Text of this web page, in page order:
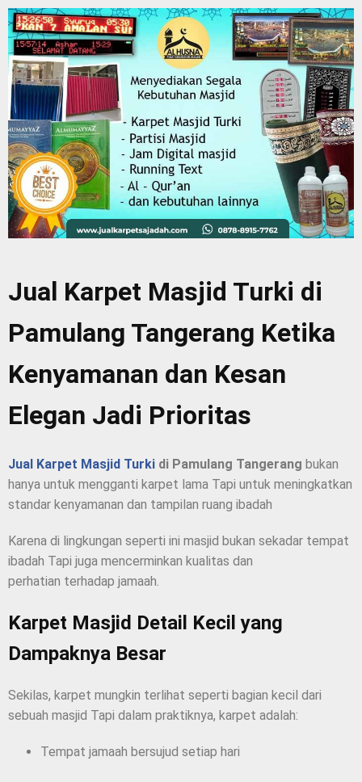
Jual Karpet Masjid Turki di
Pamulang Tangerang Ketika
Kenyamanan dan Kesan
Elegan Jadi Prioritas
Jual Karpet Masjid Turki di Pamulang Tangerang bukan
hanya untuk mengganti karpet lama Tapi untuk meningkatkan
standar kenyamanan dan tampilan ruang ibadah
Karena di lingkungan seperti ini masjid bukan sekadar tempat
ibadah Tapi juga mencerminkan kualitas dan
perhatian terhadap jamaah.
Karpet Masjid Detail Kecil yang
Dampaknya Besar
Sekilas, karpet mungkin terlihat seperti bagian kecil dari
sebuah masjid Tapi dalam praktiknya, karpet adalah:
Tempat jamaah bersujud setiap hari